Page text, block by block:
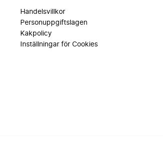
Handelsvillkor
Personuppgiftslagen
Kakpolicy
Inställningar för Cookies